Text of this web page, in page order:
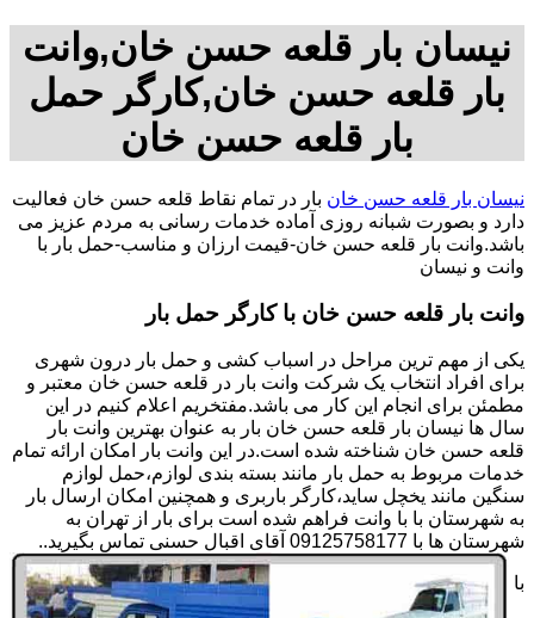
نیسان بار قلعه حسن خان,وانت
بار قلعه حسن خان,کارگر حمل
بار قلعه حسن خان
نیسان بار قلعه حسن خان بار در تمام نقاط قلعه حسن خان فعالیت
دارد و بصورت شبانه روزی آماده خدمات رسانی به مردم عزیز می
باشد.وانت بار قلعه حسن خان-قیمت ارزان و مناسب-حمل بار با
وانت و نیسان
وانت بار قلعه حسن خان با کارگر حمل بار
یکی از مهم ترین مراحل در اسباب کشی و حمل بار درون شهری
برای افراد انتخاب یک شرکت وانت بار در قلعه حسن خان معتبر و
مطمئن برای انجام این کار می باشد.مفتخریم اعلام کنیم در این
سال ها نیسان بار قلعه حسن خان بار به عنوان بهترین وانت بار
قلعه حسن خان شناخته شده است.در این وانت بار امکان ارائه تمام
خدمات مربوط به حمل بار مانند بسته بندی لوازم،حمل لوازم
سنگین مانند یخچل ساید،کارگر باربری و همچنین امکان ارسال بار
به شهرستان با با وانت فراهم شده است برای بار از تهران به
شهرستان ها با 09125758177 آقای اقبال حسنی تماس بگیرید..
با